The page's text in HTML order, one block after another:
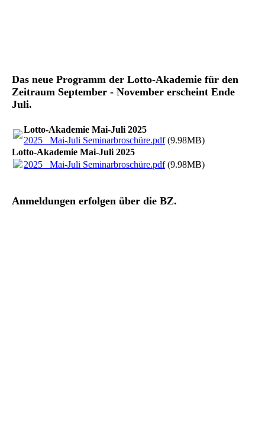
Das neue Programm der Lotto-Akademie für den
Zeitraum September - November erscheint Ende
Juli.
Lotto-Akademie Mai-Juli 2025
2025_ Mai-Juli Seminarbroschüre.pdf(9.98MB)
Lotto-Akademie Mai-Juli 2025
2025_ Mai-Juli Seminarbroschüre.pdf(9.98MB)
Anmeldungen erfolgen über die BZ.